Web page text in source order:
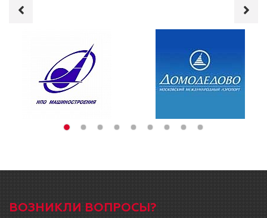
ВОЗНИКЛИ ВОПРОСЫ?